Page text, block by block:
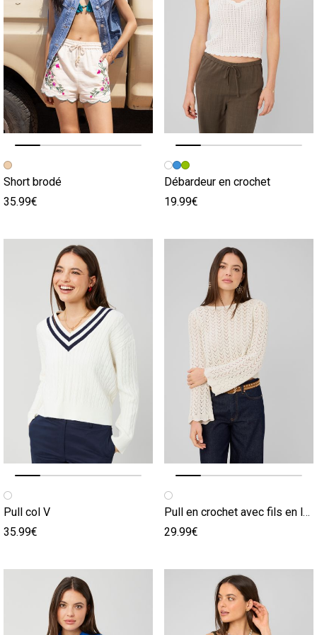
Image précédente
Image suivante
Short brodé
35.99€
Image précédente
Image suivante
Débardeur en crochet
19.99€
Image précédente
Image suivante
Pull col V
35.99€
Image précédente
Image suivante
Pull en crochet avec fils en lurex doré
29.99€